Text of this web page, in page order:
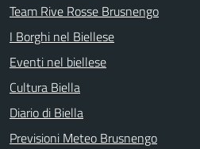
Team Rive Rosse Brusnengo
I Borghi nel Biellese
Eventi nel biellese
Cultura Biella
Diario di Biella
Previsioni Meteo Brusnengo